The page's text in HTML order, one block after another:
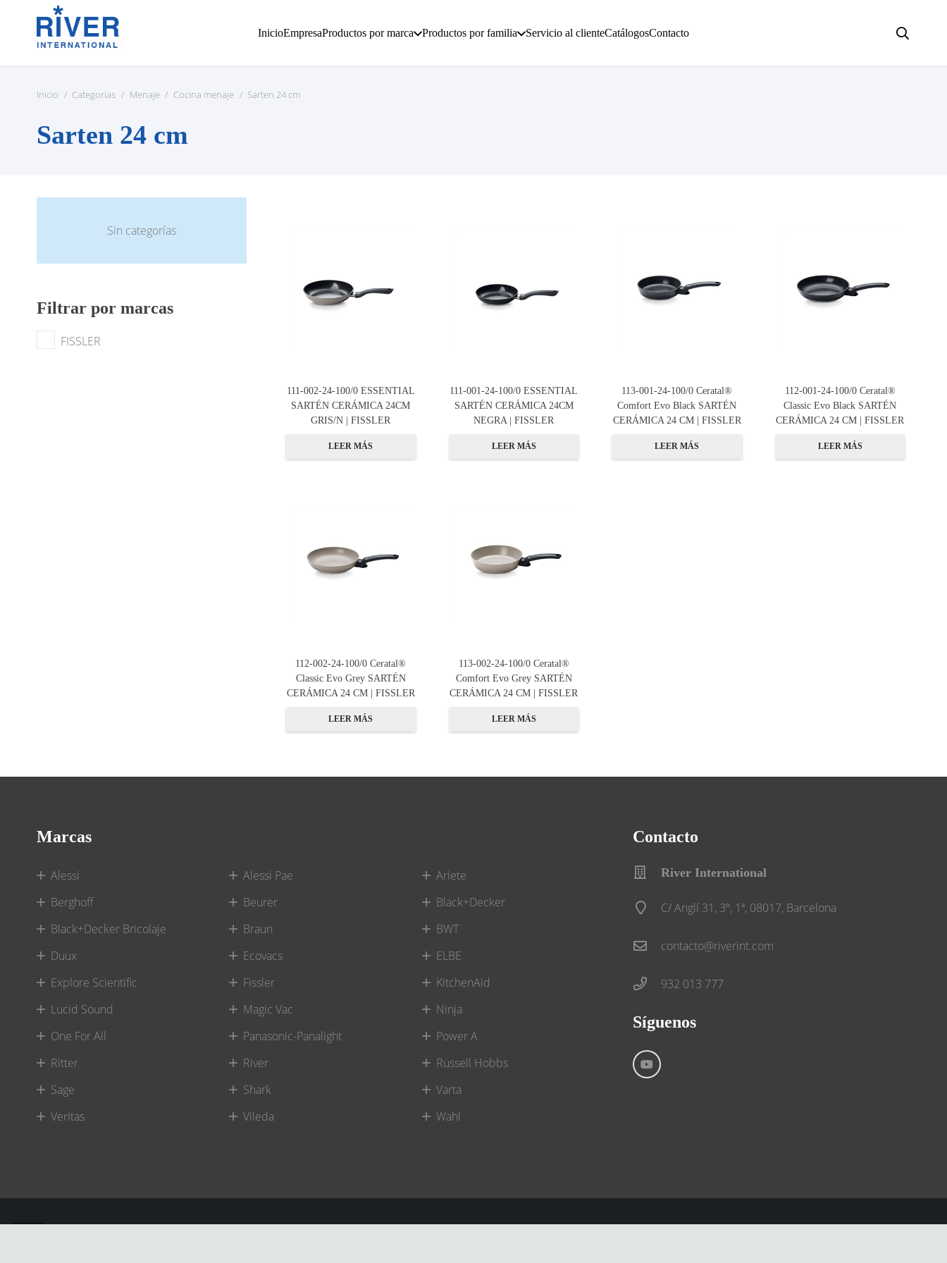
InicioEmpresaProductos por marca Productos por familia Servicio al clienteCatálogosContacto
Inicio / Categorias / Menaje / Cocina menaje / Sarten 24 cm
Sarten 24 cm
Sin categorías
Filtrar por marcas
FISSLER
111-002-24-100/0 ESSENTIAL
SARTÉN CERÁMICA 24CM
GRIS/N | FISSLER
LEER MÁS
111-001-24-100/0 ESSENTIAL
SARTÉN CERÁMICA 24CM
NEGRA | FISSLER
LEER MÁS
113-001-24-100/0 Ceratal®
Comfort Evo Black SARTÉN
CERÁMICA 24 CM | FISSLER
LEER MÁS
112-001-24-100/0 Ceratal®
Classic Evo Black SARTÉN
CERÁMICA 24 CM | FISSLER
LEER MÁS
112-002-24-100/0 Ceratal®
Classic Evo Grey SARTÉN
CERÁMICA 24 CM | FISSLER
LEER MÁS
113-002-24-100/0 Ceratal®
Comfort Evo Grey SARTÉN
CERÁMICA 24 CM | FISSLER
LEER MÁS
Marcas
Alessi Alessi Pae
Ariete
Berghoff
Beurer
Black+Decker
Black+Decker Bricolaje
Braun
BWT
Duux
Ecovacs
ELBE
Explore Scientific
Fissler
KitchenAid
Lucid Sound
Magic Vac
Ninja
One For All
Panasonic-Panalight
Power A
Ritter
River
Russell Hobbs
Sage
Shark
Varta
Veritas
Vileda Wahl
Contacto
River International
C/ Anglí 31, 3º, 1ª, 08017, Barcelona
contacto@riverint.com
932 013 777
Síguenos